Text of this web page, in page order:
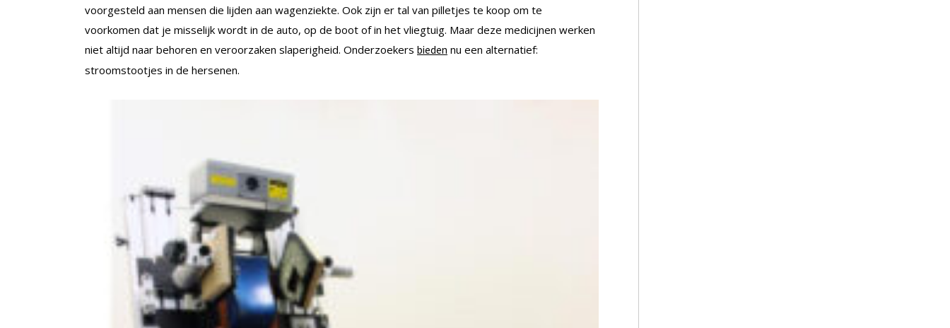
voorgesteld aan mensen die lijden aan wagenziekte. Ook zijn er tal van pilletjes te koop om te
voorkomen dat je misselijk wordt in de auto, op de boot of in het vliegtuig. Maar deze medicijnen werken
niet altijd naar behoren en veroorzaken slaperigheid. Onderzoekers bieden nu een alternatief:
stroomstootjes in de hersenen.